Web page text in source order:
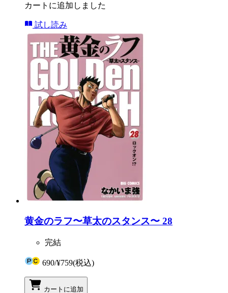
カートに追加しました
試し読み
黄金のラフ〜草太のスタンス〜 28
完結
690/¥759(税込)
カートに追加